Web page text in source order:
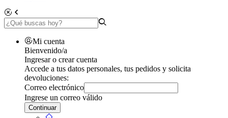
Mi cuenta
Bienvenido/a
Ingresar o crear cuenta
Accede a tus datos personales, tus pedidos y solicita
devoluciones:
Correo electrónico
Ingrese un correo válido
Continuar